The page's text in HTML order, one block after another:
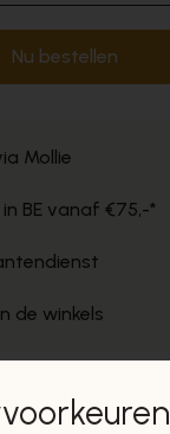
Nu bestellen
Mollie
BE vanaf €75,-*
de winkels